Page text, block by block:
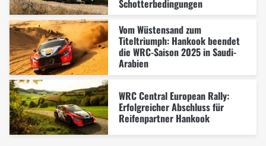
Schotterbedingungen
Vom Wüstensand zum
Titeltriumph: Hankook beendet
die WRC-Saison 2025 in Saudi-
Arabien
WRC Central European Rally:
Erfolgreicher Abschluss für
Reifenpartner Hankook